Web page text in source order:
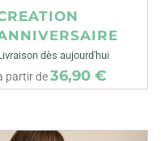
dès aujourd'hui
partir de36,90 €